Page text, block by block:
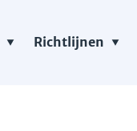
Richtlijnen